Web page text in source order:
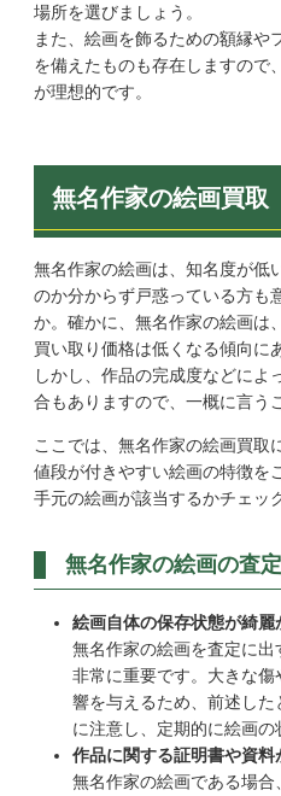
場所を選びましょう。
また、絵画を飾るための額縁や
を備えたものも存在しますので
が理想的です。
無名作家の絵画買取
無名作家の絵画は、知名度が低
のか分からず戸惑っている方も
か。確かに、無名作家の絵画は
買い取り価格は低くなる傾向に
しかし、作品の完成度などによ
合もありますので、一概に言う
ここでは、無名作家の絵画買取
値段が付きやすい絵画の特徴を
手元の絵画が該当するかチェッ
無名作家の絵画の査
絵画自体の保存状態が綺麗
無名作家の絵画を査定に
非常に重要です。大きな
響を与えるため、前述し
に注意し、定期的に絵画の
作品に関する証明書や資料
無名作家の絵画である場